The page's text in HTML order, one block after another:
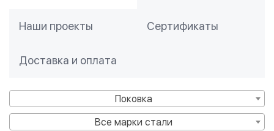
Наши проекты Сертификаты
Доставка и оплата
Поковка
Все марки стали